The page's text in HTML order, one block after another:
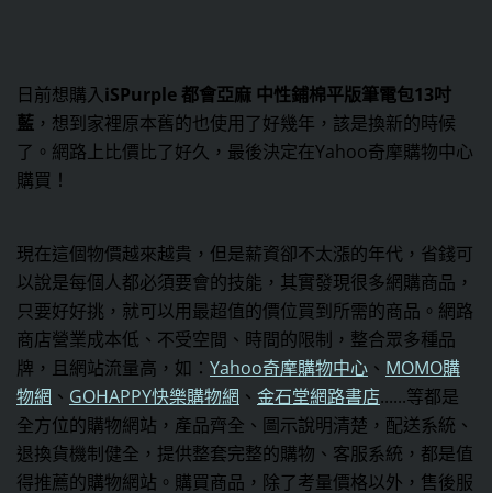
日前想購入iSPurple 都會亞麻 中性鋪棉平版筆電包13吋
藍，想到家裡原本舊的也使用了好幾年，該是換新的時候
了。網路上比價比了好久，最後決定在Yahoo奇摩購物中心
購買！
現在這個物價越來越貴，但是薪資卻不太漲的年代，省錢可
以說是每個人都必須要會的技能，其實發現很多網購商品，
只要好好挑，就可以用最超值的價位買到所需的商品。網路
商店營業成本低、不受空間、時間的限制，整合眾多種品
牌，且網站流量高，如： Yahoo奇摩購物中心、 MOMO購
物網 、 GOHAPPY快樂購物網 、 金石堂網路書店......等都是
全方位的購物網站，產品齊全、圖示說明清楚，配送系統、
退換貨機制健全，提供整套完整的購物、客服系統，都是值
得推薦的購物網站。購買商品，除了考量價格以外，售後服